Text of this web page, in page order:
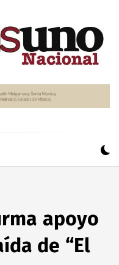
apoyo
de “El